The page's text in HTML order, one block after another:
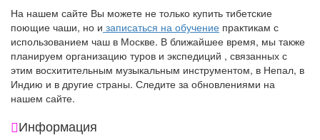
На нашем сайте Вы можете не только купить тибетские
поющие чаши, но и записаться на обучение практикам с
использованием чаш в Москве. В ближайшее время, мы также
планируем организацию туров и экспедиций , связанных с
этим восхитительным музыкальным инструментом, в Непал, в
Индию и в другие страны. Следите за обновлениями на
нашем сайте.
Информация